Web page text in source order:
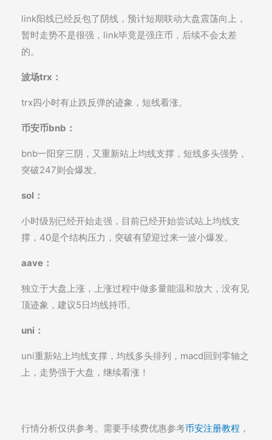
link阳线已经反包了阴线，预计短期联动大盘震荡向上，
暂时走势不是很强，link毕竟是强庄币，后续不会太差
的。
波场trx：
trx四小时有止跌反弹的迹象，短线看涨。
币安币bnb：
bnb一阳穿三阴，又重新站上均线支撑，短线多头强势，
突破247则会爆发。
sol：
小时级别已经开始走强，目前已经开始尝试站上均线支
撑，40是个结构压力，突破有望迎过来一波小爆发。
aave：
独立于大盘上涨，上涨过程中做多量能温和放大，没有见
顶迹象，建议5日均线持币。
uni：
uni重新站上均线支撑，均线多头排列，macd回到零轴之
上，走势强于大盘，继续看涨！
行情分析仅供参考。需要手续费优惠参考币安注册教程 ，